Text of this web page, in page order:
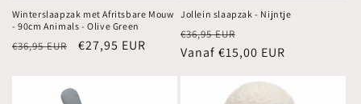
Winterslaapzak met Afritsbare Mouw
- 90cm Animals - Olive Green
Normale
€36,95 EUR Aanbiedingsprijs
€27,95 EUR
Jollein slaapzak - Nijntje
Normale
prijs
€36,95 EUR
Vanaf €15,00 EUR